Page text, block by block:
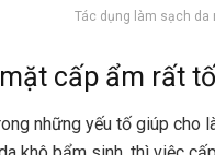
Tác dụng làm sạch da
cấp ẩm rất
những yếu tố giúp cho